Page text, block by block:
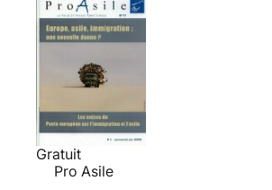
Gratuit
Pro Asile